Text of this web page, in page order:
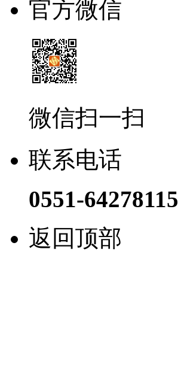
官方微信
微信扫一扫
联系电话
0551-64278115
返回顶部